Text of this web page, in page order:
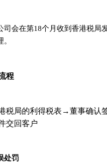
司会在第18个月收到香港税局
程
税局的利得税表 →董事确认
交回客户
处罚